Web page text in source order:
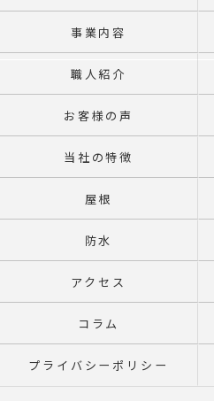
事業内容
職人紹介
お客様の声
当社の特徴
屋根
防水
アクセス
コラム
プライバシーポリシー